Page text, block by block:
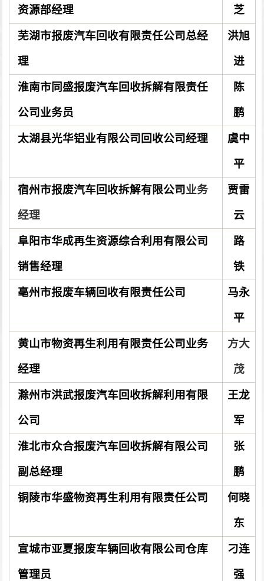
资源部经理 芝
芜湖市报废汽车回收有限责任公司总经
理
洪旭
进
淮南市同盛报废汽车回收拆解有限责任
公司业务员
陈
鹏
太湖县光华铝业有限公司回收公司经理 虞中
平
宿州市报废汽车回收拆解有限公司业务
经理
贾雷
云
阜阳市华成再生资源综合利用有限公司
销售经理
路
铁
亳州市报废车辆回收有限责任公司 马永
平
黄山市物资再生利用有限责任公司业务
经理
方大
茂
滁州市洪武报废汽车回收拆解利用有限
公司
王龙
军
淮北市众合报废汽车回收拆解有限公司
副总经理
张
鹏
铜陵市华盛物资再生利用有限责任公司 何晓
东
宣城市亚夏报废车辆回收有限公司仓库
管理员
刁连
强